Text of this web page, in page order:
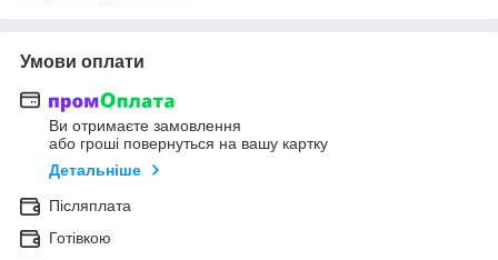
Умови оплати
Ви отримаєте замовлення
або гроші повернуться на вашу картку
Детальніше
Післяплата
Готівкою